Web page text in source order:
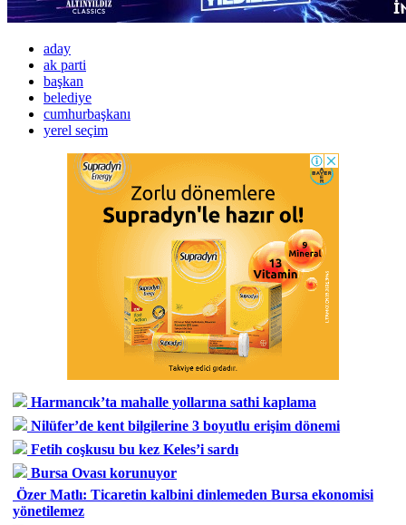
aday
ak parti
başkan
belediye
cumhurbaşkanı
yerel seçim
Harmancık’ta mahalle yollarına sathi kaplama
Nilüfer’de kent bilgilerine 3 boyutlu erişim dönemi
Fetih coşkusu bu kez Keles’i sardı
Bursa Ovası korunuyor
Özer Matlı: Ticaretin kalbini dinlemeden Bursa ekonomisi
yönetilemez